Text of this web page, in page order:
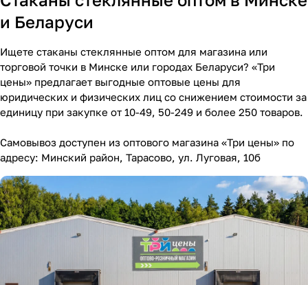
и Беларуси
Ищете стаканы стеклянные оптом для магазина или
торговой точки в Минске или городах Беларуси? «Три
цены» предлагает выгодные оптовые цены для
юридических и физических лиц со снижением стоимости за
единицу при закупке от 10-49, 50-249 и более 250 товаров.
Самовывоз доступен из оптового магазина «Три цены» по
адресу: Минский район, Тарасово, ул. Луговая, 10б